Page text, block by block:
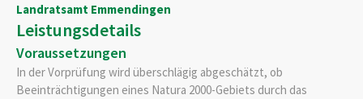
Landratsamt Emmendingen
Leistungsdetails
Voraussetzungen
In der Vorprüfung wird überschlägig abgeschätzt, ob
Beeinträchtigungen eines Natura 2000-Gebiets durch das